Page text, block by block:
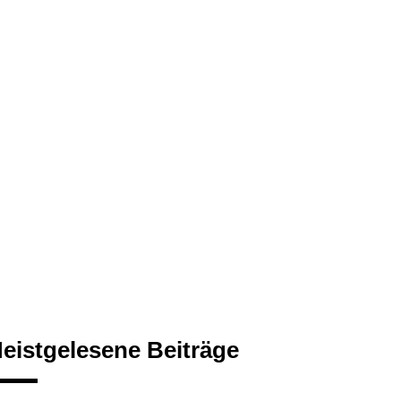
Beiträge